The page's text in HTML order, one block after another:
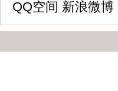
QQ空间 新浪微博